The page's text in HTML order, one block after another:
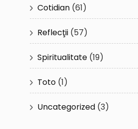
Cotidian(61)
Reflecţii(57)
Spiritualitate(19)
Toto(1)
Uncategorized(3)